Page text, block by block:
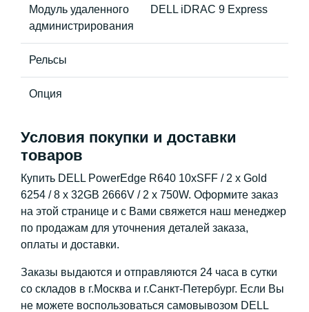
Модуль удаленного
администрирования
DELL iDRAC 9 Express
Рельсы
Опция
Условия покупки и доставки
товаров
Купить DELL PowerEdge R640 10xSFF / 2 x Gold
6254 / 8 x 32GB 2666V / 2 x 750W. Оформите заказ
на этой странице и с Вами свяжется наш менеджер
по продажам для уточнения деталей заказа,
оплаты и доставки.
Заказы выдаются и отправляются 24 часа в сутки
со складов в г.Москва и г.Санкт-Петербург. Если Вы
не можете воспользоваться самовывозом DELL